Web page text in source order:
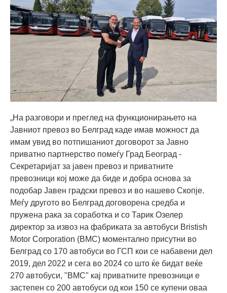
„На разговори и преглед на функционирањето на
Јавниот превоз во Белград каде имав можност да
имам увид во потпишаниот договорот за Јавно
приватно партнерство помеѓу Град Београд -
Секретаријат за јавен превоз и приватните
превозници кој може да биде и добра основа за
подобар Јавен градски превоз и во нашево Скопје.
Меѓу другото во Белград договорена средба и
пружена рака за соработка и со Тарик Озелер
директор за извоз на фабриката за автобуси Bristish
Motor Corporation (BMC) моментално присутни во
Белград со 170 автобуси во ГСП кои се набавени дел
2019, дел 2022 и сега во 2024 со што ќе бидат веќе
270 автобуси, "BMC" кај приватните превозници е
застепен со 200 автобуси од кои 150 се купени оваа